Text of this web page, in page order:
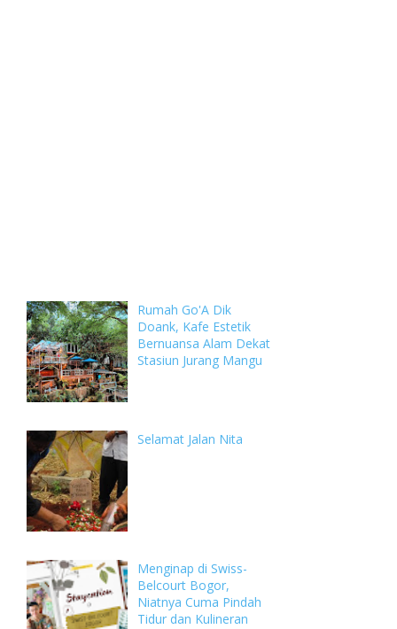
Rumah Go'A Dik
Doank, Kafe Estetik
Bernuansa Alam Dekat
Stasiun Jurang Mangu
Selamat Jalan Nita
Menginap di Swiss-
Belcourt Bogor,
Niatnya Cuma Pindah
Tidur dan Kulineran